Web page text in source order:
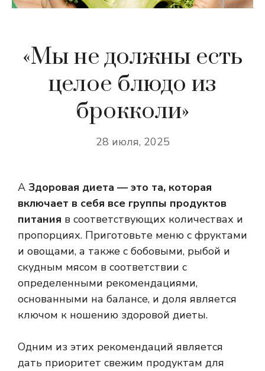
«Мы не должны есть
целое блюдо из
брокколи»
28 июля, 2025
А Здоровая диета — это та, которая
включает в себя все группы продуктов
питания в соответствующих количествах и
пропорциях. Приготовьте меню с фруктами
и овощами, а также с бобовыми, рыбой и
скудным мясом в соответствии с
определенными рекомендациями,
основанными на балансе, и доля является
ключом к ношению здоровой диеты.
Одним из этих рекомендаций является
дать приоритет свежим продуктам для